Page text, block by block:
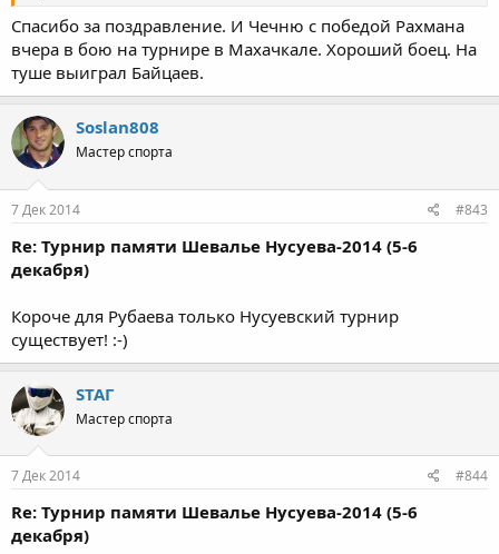
Спасибо за поздравление. И Чечню с победой Рахмана
вчера в бою на турнире в Махачкале. Хороший боец. На
туше выиграл Байцаев.
Soslan808
Мастер спорта
7 Дек 2014 #843
Re: Турнир памяти Шевалье Нусуева-2014 (5-6
декабря)
Короче для Рубаева только Нусуевский турнир
существует! :-)
STAГ
Мастер спорта
7 Дек 2014 #844
Re: Турнир памяти Шевалье Нусуева-2014 (5-6
декабря)